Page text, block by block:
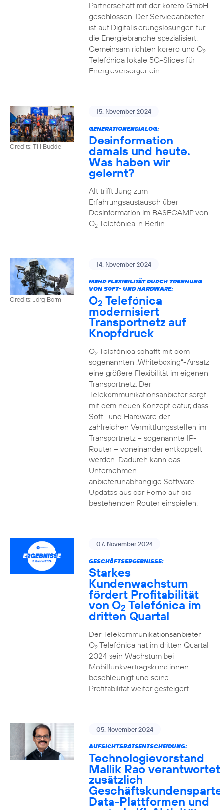
Partnerschaft mit der korero GmbH
geschlossen. Der Serviceanbieter
ist auf Digitalisierungslösungen für
die Energiebranche spezialisiert.
Gemeinsam richten korero und O2
Telefónica lokale 5G-Slices für
Energieversorger ein.
Credits: Till Budde
15. November 2024
GENERATIONENDIALOG:
Desinformation
damals und heute.
Was haben wir
gelernt?
Alt trifft Jung zum
Erfahrungsaustausch über
Desinformation im BASECAMP von
O2Telefónica in Berlin
Credits: Jörg Borm
14. November 2024
MEHR FLEXIBILITÄT DURCH TRENNUNG
VON SOFT- UND HARDWARE:
O2 Telefónica
modernisiert
Transportnetz auf
Knopfdruck
O2Telefónica schafft mit dem
sogenannten „Whiteboxing“-Ansatz
eine größere Flexibilität im eigenen
Transportnetz. Der
Telekommunikationsanbieter sorgt
mit dem neuen Konzept dafür, dass
Soft- und Hardware der
zahlreichen Vermittlungsstellen im
Transportnetz – sogenannte IP-
Router – voneinander entkoppelt
werden. Dadurch kann das
Unternehmen
anbieterunabhängige Software-
Updates aus der Ferne auf die
bestehenden Router einspielen.
07. November 2024
GESCHÄFTSERGEBNISSE:
Starkes
Kundenwachstum
fördert Profitabilität
von O2 Telefónica im
dritten Quartal
Der Telekommunikationsanbieter
O2Telefónica hat im dritten Quartal
2024 sein Wachstum bei
Mobilfunkvertragskund:innen
beschleunigt und seine
Profitabilität weiter gesteigert.
05. November 2024
AUFSICHTSRATSENTSCHEIDUNG:
Technologievorstand
Mallik Rao verantwortet
zusätzlich
Data-Plattformen und